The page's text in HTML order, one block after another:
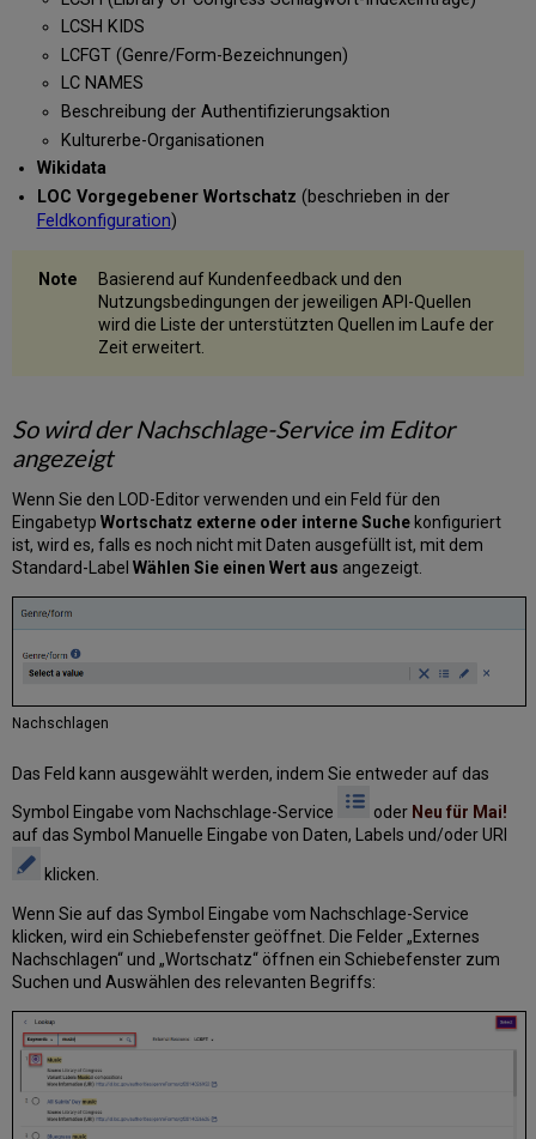
Verwendung
von
Internes
Nachschlagen
bei
Katalogisierung
LCSH KIDS
LCFGT (Genre/Form-Bezeichnungen)
LC NAMES
Beschreibung der Authentifizierungsaktion
Kulturerbe-Organisationen
Wikidata
LOC Vorgegebener Wortschatz (beschrieben in der
Feldkonfiguration)
Basierend auf Kundenfeedback und den
Nutzungsbedingungen der jeweiligen API-Quellen
wird die Liste der unterstützten Quellen im Laufe der
Zeit erweitert.
So wird der Nachschlage-Service im Editor
angezeigt
Wenn Sie den LOD-Editor verwenden und ein Feld für den
EingabetypWortschatz externe oder interne Suche konfiguriert
ist, wird es, falls es noch nicht mit Daten ausgefüllt ist, mit dem
Standard-LabelWählen Sie einen Wert aus angezeigt.
Nachschlagen
Das Feld kann ausgewählt werden, indem Sie entweder auf das
Symbol Eingabe vom Nachschlage-Service
oder Neu für Mai!
auf das Symbol Manuelle Eingabe von Daten, Labels und/oder URI
klicken.
Wenn Sie auf das Symbol Eingabe vom Nachschlage-Service
klicken, wird ein Schiebefenster geöffnet. Die Felder „Externes
Nachschlagen“ und „Wortschatz“ öffnen ein Schiebefenster zum
Suchen und Auswählen des relevanten Begriffs: